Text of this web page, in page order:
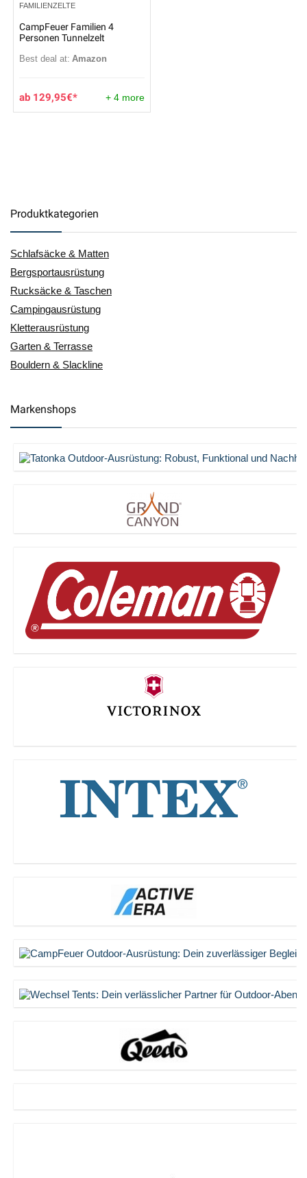
FAMILIENZELTE
CampFeuer Familien 4
Personen Tunnelzelt
Best deal at: Amazon
129,95€ + 4 more
Produktkategorien
Schlafsäcke & Matten
Bergsportausrüstung
Rucksäcke & Taschen
Campingausrüstung
Kletterausrüstung
Garten & Terrasse
Bouldern & Slackline
Markenshops